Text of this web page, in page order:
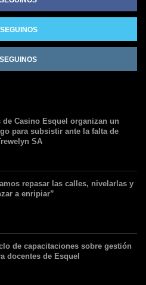
SEGUINOS
SEGUINOS
de Casino Esquel organizan un
para subsistir ante la falta de
SA
repasar las calles, nivelarlas y
a enripiar”
de capacitaciones sobre gestión
docentes de Esquel